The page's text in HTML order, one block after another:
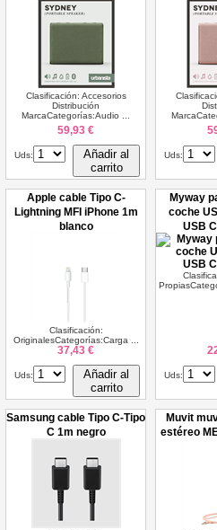
Clasificación: Accesorios
Distribución
MarcaCategorías:Audio ...
59,93 €
Uds:
Añadir al
carrito
Uds:
Apple cable Tipo C-
Lightning MFI iPhone 1m
blanco
Clasificación:
OriginalesCategorías:Carga ...
37,43 €
Uds:
Añadir al
carrito
Myway
coche
USB
Uds:
Samsung cable Tipo C-Tipo
C 1m negro
Muvit
estéreo